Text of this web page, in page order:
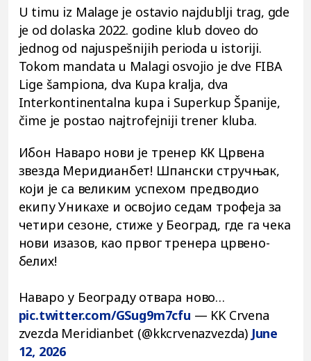
U timu iz Malage je ostavio najdublji trag, gde
je od dolaska 2022. godine klub doveo do
jednog od najuspešnijih perioda u istoriji.
Tokom mandata u Malagi osvojio je dve FIBA
Lige šampiona, dva Kupa kralja, dva
Interkontinentalna kupa i Superkup Španije,
čime je postao najtrofejniji trener kluba.
Ибон Наваро нови је тренер КК Црвена
звезда Меридианбет! Шпански стручњак,
који је са великим успехом предводио
екипу Уникахе и освојио седам трофеја за
четири сезоне, стиже у Београд, где га чека
нови изазов, као првог тренера црвено-
белих!
Наваро у Београду отвара ново…
pic.twitter.com/GSug9m7cfu — KK Crvena
zvezda Meridianbet (@kkcrvenazvezda) June
12, 2026